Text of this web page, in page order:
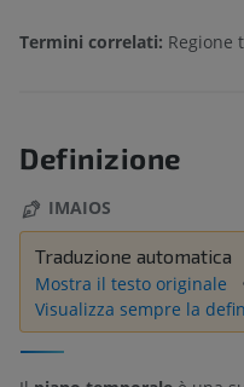
Termini correlati: Regione
Definizione
IMAIOS
Traduzione automatica
Mostra il testo originale
Visualizza sempre la